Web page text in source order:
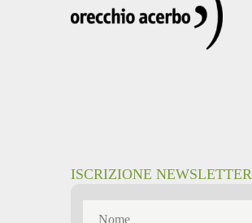
ISCRIZIONE NEWSLETTER